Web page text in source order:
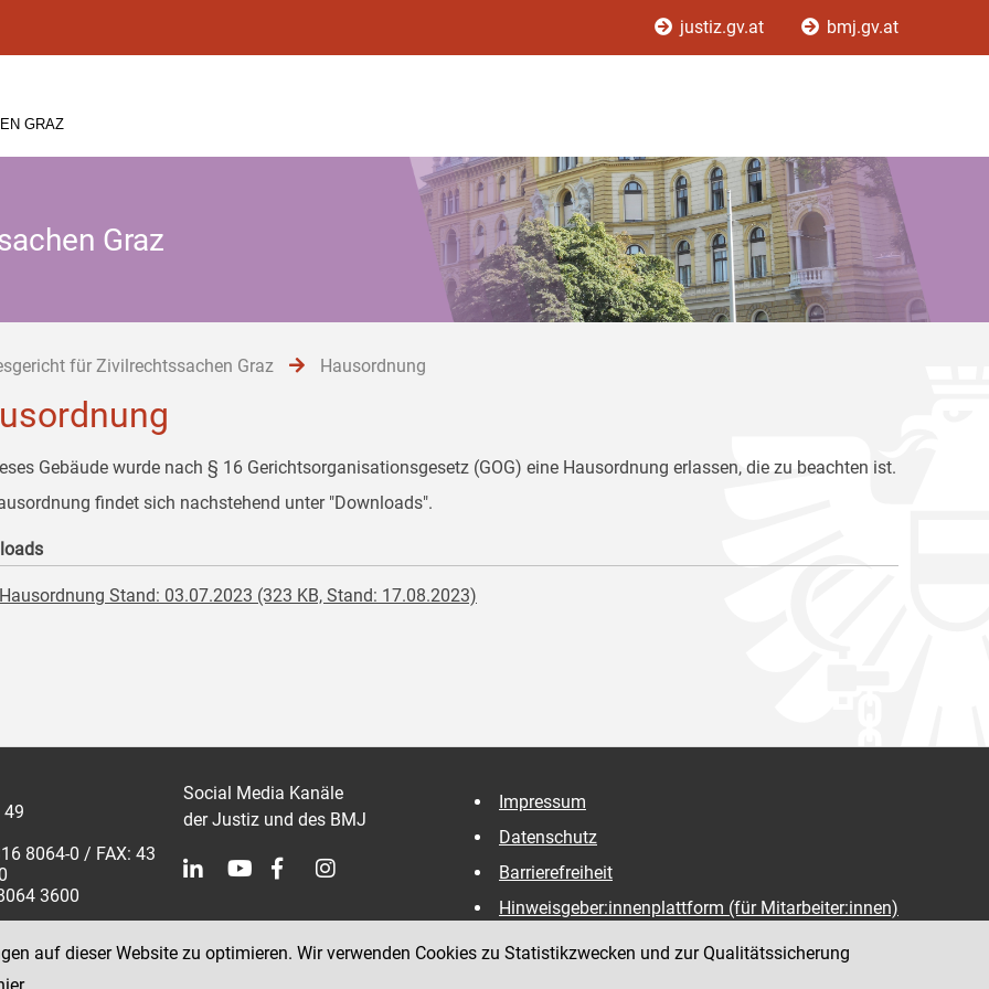
justiz.gv.at bmj.gv.at
GRAZ
Graz
für Zivilrechtssachen Graz Hausordnung
Gebäude wurde nach § 16 Gerichtsorganisationsgesetz (GOG) eine Hausordnung erlassen, die zu beachten ist.
findet sich nachstehend unter "Downloads".
Hausordnung Stand: 03.07.2023 (323 KB, Stand: 17.08.2023)
49
8064-0 / FAX: 43
3600
Social Media Kanäle
der Justiz und des BMJ
Impressum
Datenschutz
Barrierefreiheit
Hinweisgeber:innenplattform (für Mitarbeiter:innen)
auf dieser Website zu optimieren. Wir verwenden Cookies zu Statistikzwecken und zur Qualitätssicherung